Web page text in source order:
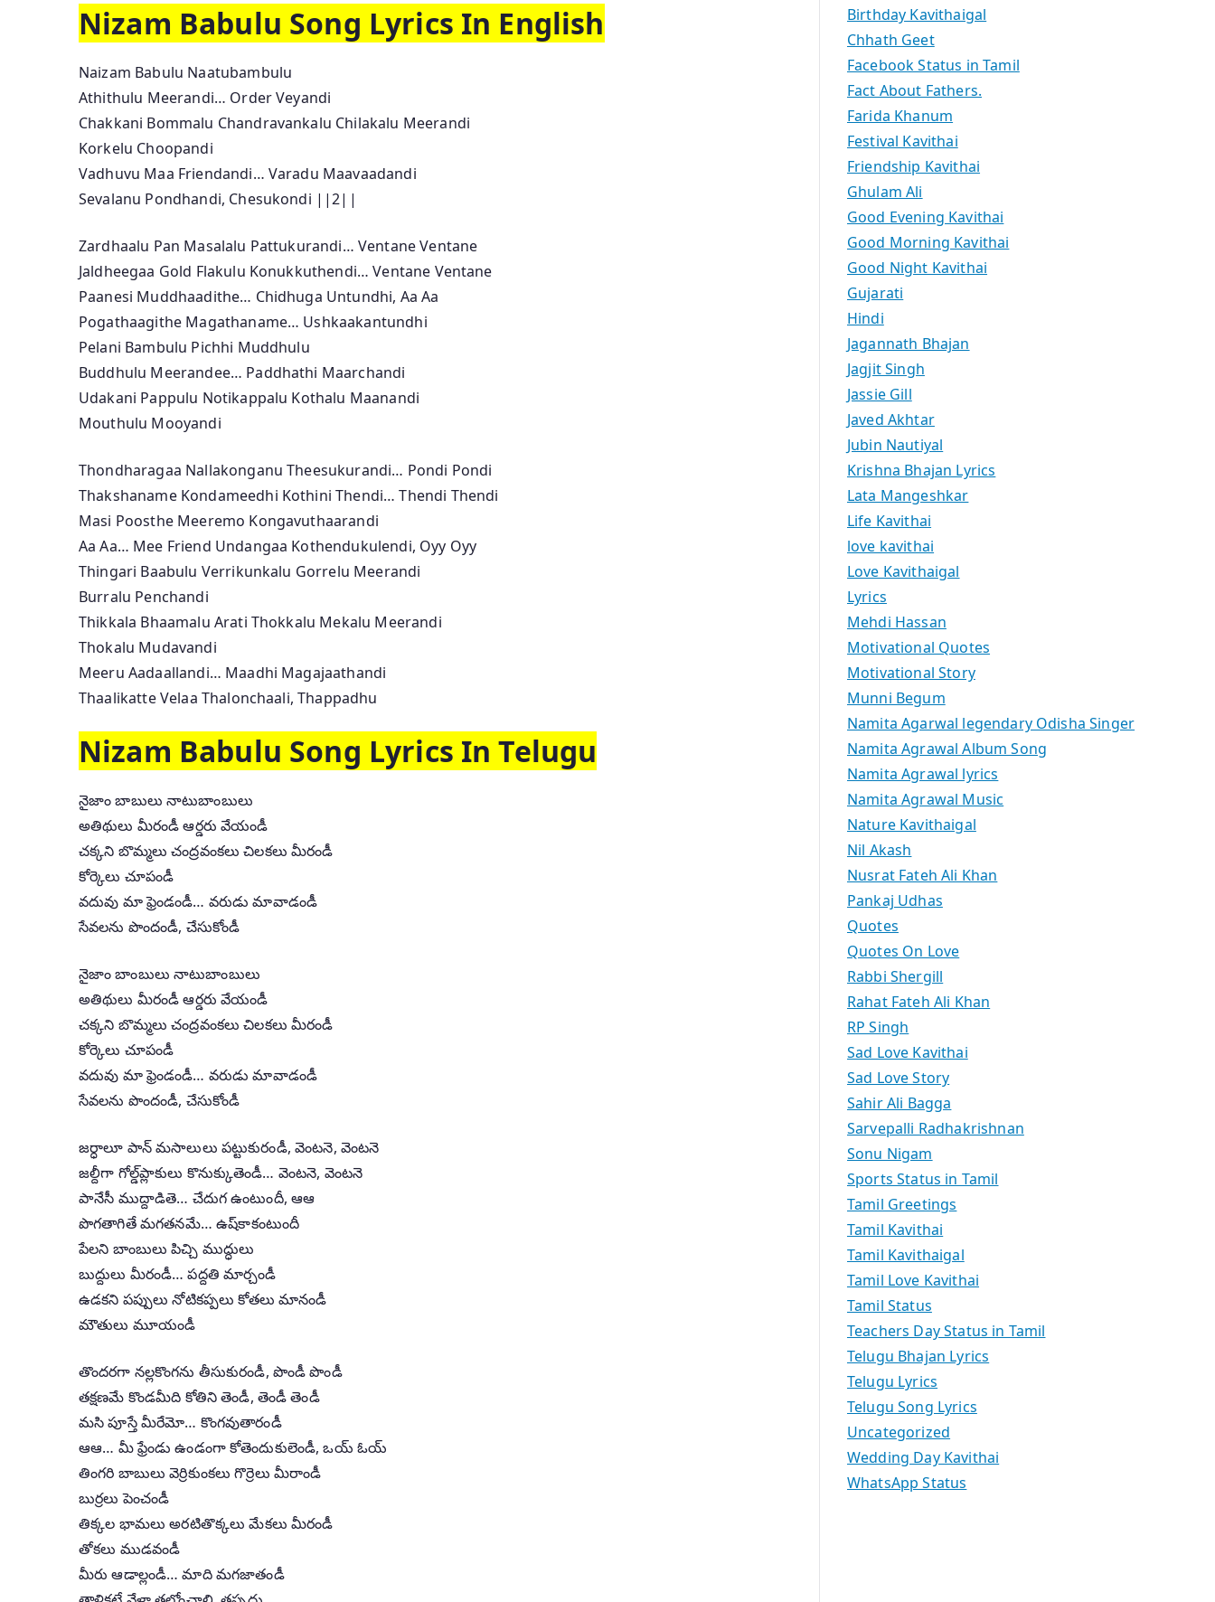
Nizam Babulu Song Lyrics In English
Naizam Babulu Naatubambulu
Athithulu Meerandi… Order Veyandi
Chakkani Bommalu Chandravankalu Chilakalu Meerandi
Korkelu Choopandi
Vadhuvu Maa Friendandi… Varadu Maavaadandi
Sevalanu Pondhandi, Chesukondi ||2||
Zardhaalu Pan Masalalu Pattukurandi… Ventane Ventane
Jaldheegaa Gold Flakulu Konukkuthendi… Ventane Ventane
Paanesi Muddhaadithe… Chidhuga Untundhi, Aa Aa
Pogathaagithe Magathaname… Ushkaakantundhi
Pelani Bambulu Pichhi Muddhulu
Buddhulu Meerandee… Paddhathi Maarchandi
Udakani Pappulu Notikappalu Kothalu Maanandi
Mouthulu Mooyandi
Thondharagaa Nallakonganu Theesukurandi… Pondi Pondi
Thakshaname Kondameedhi Kothini Thendi… Thendi Thendi
Masi Poosthe Meeremo Kongavuthaarandi
Aa Aa… Mee Friend Undangaa Kothendukulendi, Oyy Oyy
Thingari Baabulu Verrikunkalu Gorrelu Meerandi
Burralu Penchandi
Thikkala Bhaamalu Arati Thokkalu Mekalu Meerandi
Thokalu Mudavandi
Meeru Aadaallandi… Maadhi Magajaathandi
Thaalikatte Velaa Thalonchaali, Thappadhu
Nizam Babulu Song Lyrics In Telugu
నైజాం బాబులు నాటుబాంబులు
అతిథులు మీరండీ ఆర్డరు వేయండీ
చక్కని బొమ్మలు చంద్రవంకలు చిలకలు మీరండీ
కోర్కెలు చూపండీ
వదువు మా ఫ్రెండండీ… వరుడు మావాడండీ
సేవలను పొందండీ, చేసుకోండీ
నైజాం బాంబులు నాటుబాంబులు
అతిథులు మీరండీ ఆర్డరు వేయండీ
చక్కని బొమ్మలు చంద్రవంకలు చిలకలు మీరండీ
కోర్కెలు చూపండీ
వదువు మా ఫ్రెండండీ… వరుడు మావాడండీ
సేవలను పొందండీ, చేసుకోండీ
జర్ధాలూ పాన్‌ మసాలులు పట్టుకురండీ, వెంటనె, వెంటనె
జల్దీగా గోల్డ్‌ప్లాకులు కొనుక్కుతెండీ… వెంటనె, వెంటనె
పానేసీ ముద్దాడితె… చేదుగ ఉంటుందీ, ఆఆ
పొగతాగితే మగతనమే… ఉష్‌కాకంటుందీ
పేలని బాంబులు పిచ్చి ముద్ధులు
బుద్దులు మీరండీ… పద్దతి మార్చండీ
ఉడకని పప్పులు నోటికప్పలు కోతలు మానండీ
మౌతులు మూయండీ
తొందరగా నల్లకొంగను తీసుకురండీ, పొండీ పొండీ
తక్షణమే కొండమీది కోతిని తెండీ, తెండీ తెండీ
మసి పూస్తే మీరేమో… కొంగవుతారండీ
ఆఆ… మీ ఫ్రేండు ఉండంగా కోతెందుకులెండీ, ఒయ్ ఓయ్
తింగరి బాబులు వెర్రికుంకలు గొర్రెలు మీరాండీ
బుర్రలు పెంచండీ
తిక్కల భామలు అరటితొక్కలు మేకలు మీరండీ
తోకలు ముడవండీ
మీరు ఆడాల్లండీ… మాది మగజాతండీ
Birthday Kavithaigal
Chhath Geet
Facebook Status in Tamil
Fact About Fathers.
Farida Khanum
Festival Kavithai
Friendship Kavithai
Ghulam Ali
Good Evening Kavithai
Good Morning Kavithai
Good Night Kavithai
Gujarati
Hindi
Jagannath Bhajan
Jagjit Singh
Jassie Gill
Javed Akhtar
Jubin Nautiyal
Krishna Bhajan Lyrics
Lata Mangeshkar
Life Kavithai
love kavithai
Love Kavithaigal
Lyrics
Mehdi Hassan
Motivational Quotes
Motivational Story
Munni Begum
Namita Agarwal legendary Odisha Singer
Namita Agrawal Album Song
Namita Agrawal lyrics
Namita Agrawal Music
Nature Kavithaigal
Nil Akash
Nusrat Fateh Ali Khan
Pankaj Udhas
Quotes
Quotes On Love
Rabbi Shergill
Rahat Fateh Ali Khan
RP Singh
Sad Love Kavithai
Sad Love Story
Sahir Ali Bagga
Sarvepalli Radhakrishnan
Sonu Nigam
Sports Status in Tamil
Tamil Greetings
Tamil Kavithai
Tamil Kavithaigal
Tamil Love Kavithai
Tamil Status
Teachers Day Status in Tamil
Telugu Bhajan Lyrics
Telugu Lyrics
Telugu Song Lyrics
Uncategorized
Wedding Day Kavithai
WhatsApp Status